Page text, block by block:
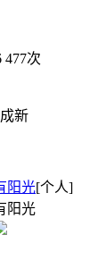
477次
新
阳光[个人]
阳光